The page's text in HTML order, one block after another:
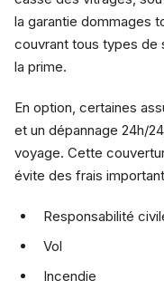
la garantie dommages
couvrant tous types de
la prime.
En option, certaines
et un dépannage 24h/
voyage. Cette
évite des frais
Responsabilité
Vol
Incendie